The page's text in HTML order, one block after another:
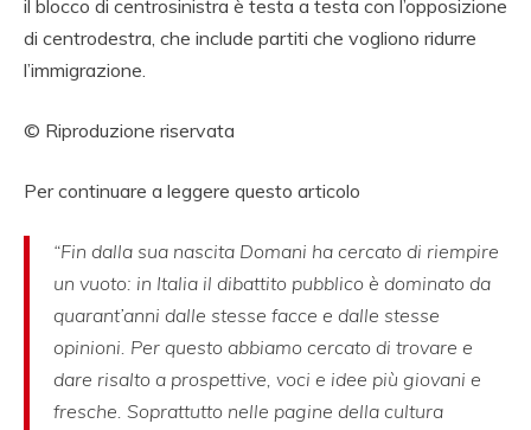
il blocco di centrosinistra è testa a testa con l’opposizione
di centrodestra, che include partiti che vogliono ridurre
l’immigrazione.
© Riproduzione riservata
Per continuare a leggere questo articolo
“Fin dalla sua nascita Domani ha cercato di riempire
un vuoto: in Italia il dibattito pubblico è dominato da
quarant’anni dalle stesse facce e dalle stesse
opinioni. Per questo abbiamo cercato di trovare e
dare risalto a prospettive, voci e idee più giovani e
fresche. Soprattutto nelle pagine della cultura